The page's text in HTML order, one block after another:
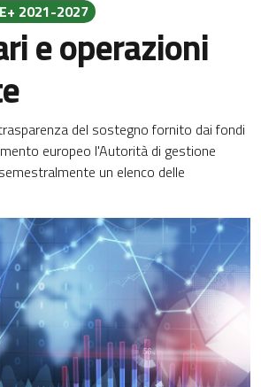
2021-2027
e operazioni
del sostegno fornito dai fondi
europeo l'Autorità di gestione
un elenco delle